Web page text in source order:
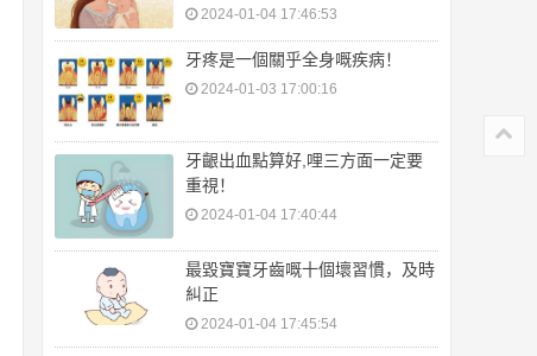
2024-01-04 17:46:53
牙疼是一個關乎全身嘅疾病！
2024-01-03 17:00:16
牙齦出血點算好,哩三方面一定要
重視！
2024-01-04 17:40:44
最毀寶寶牙齒嘅十個壞習慣，及時
糾正
2024-01-04 17:45:54